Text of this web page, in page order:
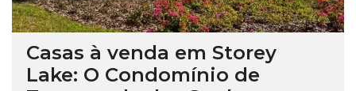
Casas à venda em Storey
Lake: O Condomínio de